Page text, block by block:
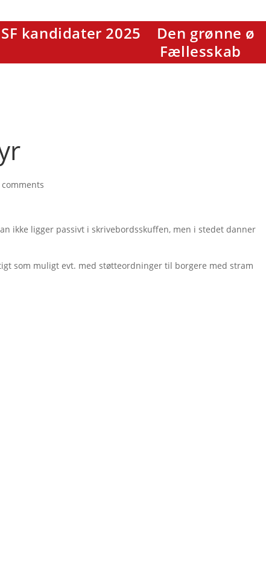
SF kandidater 2025 Den grønne ø
Fællesskab
comments
ikke ligger passivt i skrivebordsskuffen, men i stedet danner
som muligt evt. med støtteordninger til borgere med stram